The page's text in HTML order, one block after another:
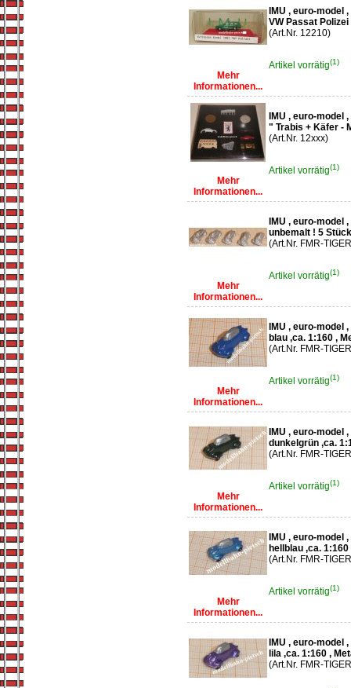
Mehr
Informationen...
IMU , euro-model
VW Passat
(Art.Nr. 12210)
Artikel vorrätig(1)
Mehr
Informationen...
IMU , euro-
" Trabis + Käfer -
(Art.Nr. 12xxx)
Artikel vorrätig(1)
Mehr
Informationen...
IMU , euro-
unbemalt ! 5
(Art.Nr. FMR-
Artikel vorrätig(1)
Mehr
Informationen...
IMU , euro-
blau ,ca. 1:160 ,
(Art.Nr. FMR-
Artikel vorrätig(1)
Mehr
Informationen...
IMU , euro-
dunkelgrün ,ca.
(Art.Nr. FMR-
Artikel vorrätig(1)
Mehr
Informationen...
IMU , euro-
hellblau ,ca.
(Art.Nr. FMR-
Artikel vorrätig(1)
IMU , euro-
lila ,ca. 1:160 ,
(Art.Nr. FMR-